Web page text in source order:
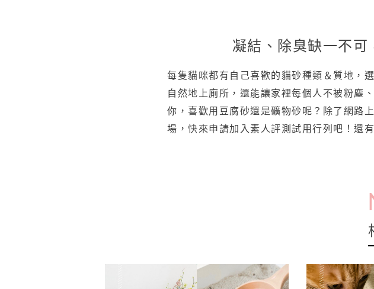
凝結、除臭缺一不可
每隻貓咪都有自己喜歡的貓砂種類＆質地，
自然地上廁所，還能讓家裡每個人不被粉塵
你，喜歡用豆腐砂還是礦物砂呢？除了網路
場，快來申請加入素人評測試用行列吧！還